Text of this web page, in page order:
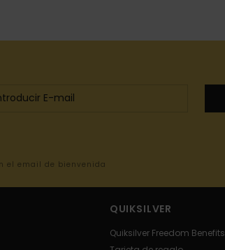
el email de bienvenida
QUIKSILVER
Quiksilver Freedom Benefits